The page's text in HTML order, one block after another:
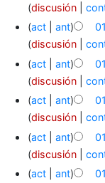
discusión
act
ant
discusión
act
ant
discusión
act
ant
discusión
act
ant
discusión
act
ant